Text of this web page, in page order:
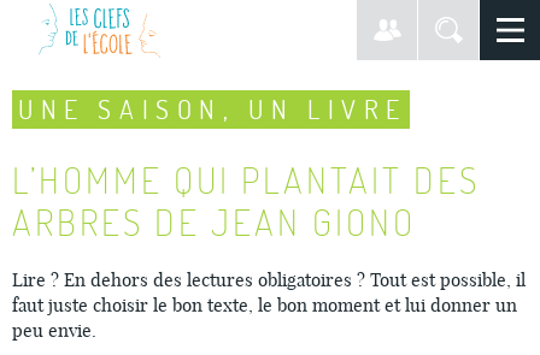
UNE SAISON, UN LIVRE
L’HOMME QUI PLANTAIT DES
ARBRES DE JEAN GIONO
Lire ? En dehors des lectures obligatoires ? Tout est possible, il
faut juste choisir le bon texte, le bon moment et lui donner un
peu envie.